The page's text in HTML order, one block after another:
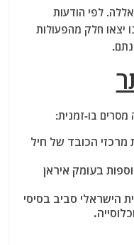
לפי הודעות
יצאו חלק מהפעולות
מסרים בו-זמנית:
מרכזי הכובד של חיל
בעומק איראן
הישראלי סביב בסיסי